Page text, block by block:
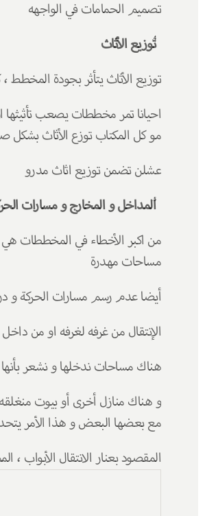
تصميم الحمامات في الواجهه
توزيع الأثاث
توزيع الأثاث يتأثر بجودة
مو كل المكتاب توزع الأثاث بشكل
عشلن تضمن توزيع اثاث مدرو
المداخل و المخارج و مسارات
مساحات مهدرة
أيضا عدم رسم مسارات الحركة و
الإنتقال من غرفه لغرفه او من
هناك مساحات ندخلها و نشعر
مع بعضها البعض و هذا الأمر
المقصود بعنار الانتقال الأبواب ،